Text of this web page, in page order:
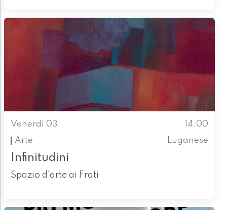
Venerdì 03
14.00
Arte
Luganese
Infinitudini
Spazio d'arte ai Frati